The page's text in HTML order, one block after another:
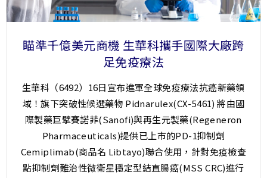
瞄準千億美元商機 生華科攜手國際大廠跨
足免疫療法
生華科（6492）16日宣布進軍全球免疫療法抗癌新藥領
域！旗下突破性候選藥物 Pidnarulex(CX-5461) 將由國
際製藥巨擘賽諾菲(Sanofi)與再生元製藥(Regeneron
Pharmaceuticals)提供已上市的PD-1抑制劑
Cemiplimab(商品名 Libtayo)聯合使用，針對免疫檢查
點抑制劑難治性微衛星穩定型結直腸癌(MSS CRC)進行